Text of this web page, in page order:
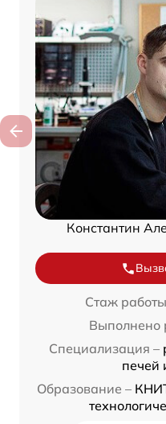
Константин
Стаж
Выполнено
Специализация –
печей
Образование –